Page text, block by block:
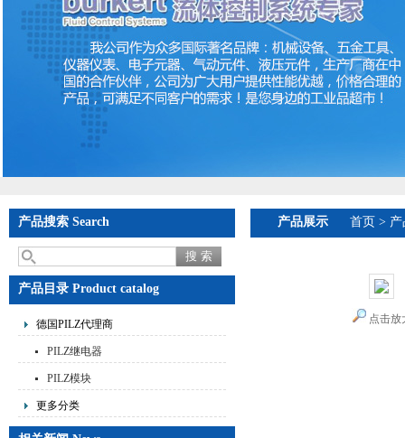
产品搜索 Search
产品目录 Product catalog
德国PILZ代理商
PILZ继电器
PILZ模块
更多分类
产品展示 首页 >
点击放